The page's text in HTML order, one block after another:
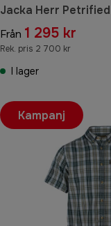
Jacka Herr
Från 1 295 kr
Rek. pris 2 700 kr
I lager
Kampanj